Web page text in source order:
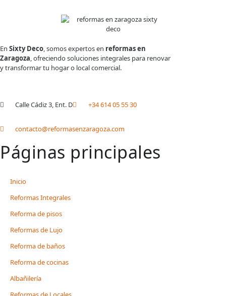
Páginas principales
Inicio
Reformas Integrales
Reforma de pisos
Reformas de Lujo
Reforma de baños
Reforma de cocinas
Albañilería
En Sixty Deco, somos expertos en reformas en
Zaragoza, ofreciendo soluciones integrales para renovar
y transformar tu hogar o local comercial.
Calle Cádiz 3, Ent. D +34 614 05 55 30
contacto@reformasenzaragoza.com